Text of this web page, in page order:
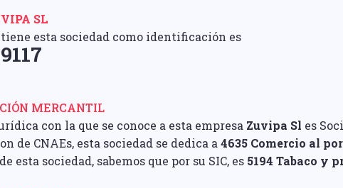
SL
tiene esta sociedad como identificación es
MERCANTIL
con la que se conoce a esta empresa Zuvipa Sl es
de CNAEs, esta sociedad se dedica a4635 Comercio al
esta sociedad, sabemos que por su SIC, es 5194 Tabaco y